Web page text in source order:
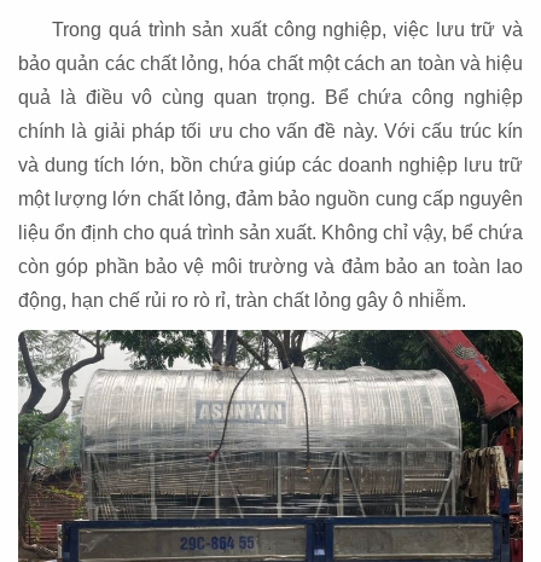
Trong quá trình sản xuất công nghiệp, việc lưu trữ và
bảo quản các chất lỏng, hóa chất một cách an toàn và hiệu
quả là điều vô cùng quan trọng. Bể chứa công nghiệp
chính là giải pháp tối ưu cho vấn đề này. Với cấu trúc kín
và dung tích lớn, bồn chứa giúp các doanh nghiệp lưu trữ
một lượng lớn chất lỏng, đảm bảo nguồn cung cấp nguyên
liệu ổn định cho quá trình sản xuất. Không chỉ vậy, bể chứa
còn góp phần bảo vệ môi trường và đảm bảo an toàn lao
động, hạn chế rủi ro rò rỉ, tràn chất lỏng gây ô nhiễm.